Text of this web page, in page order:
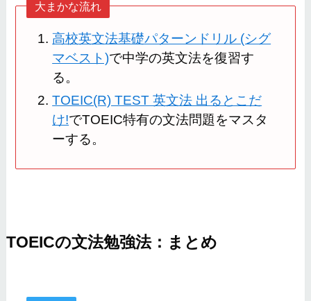
大まかな流れ
高校英文法基礎パターンドリル (シグ
マベスト)で中学の英文法を復習す
る。
TOEIC(R) TEST 英文法 出るとこだ
け!でTOEIC特有の文法問題をマスタ
ーする。
TOEICの文法勉強法：まとめ